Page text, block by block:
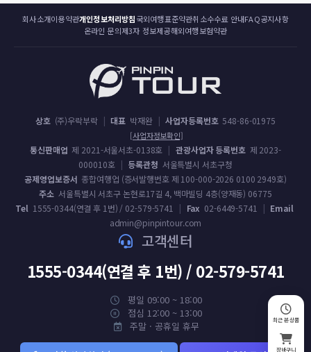
회사소개이용약관개인정보처리방침국외여행표준약관취소수수료 안내FAQ공지사항
온라인 문의제3자 정보제공해외여행보험약관
상호 (주)우락부락 | 대표 박재완 | 사업자등록번호 548-86-01975
[사업자정보확인]
통신판매업 제 2021-서울서초-0138호 | 관광사업자 등록번호 제 2023-
000010호 | 등록관청 서울특별시 서초구청
공제영업보증서 종합여행업 (증서발행번호 제 100-000-2026 0100 2949호)
주소 서울특별시 서초구 논현로17길 4, 백마빌딩 4층(양재동) 06775
Tel 1555-0344(연결 후 1번) / 02-579-5741 | Fax 02-6449-5741 | Email
admin@pinpintour.com
고객센터
1555-0344(연결 후 1번) / 02-579-5741
평일 09:00 ~ 18:00
점심 12:00 ~ 13:00
주말 · 공휴일 휴무
최근 본 상품
장바구니